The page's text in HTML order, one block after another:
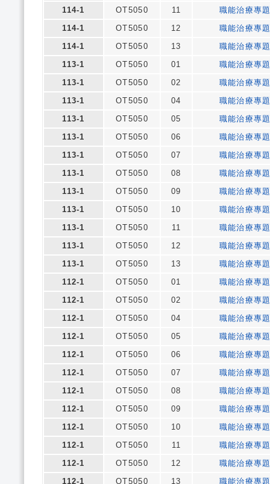
114-1
OT5050 11
職能治療專
114-1
OT5050 12
職能治療專
114-1
OT5050 13
職能治療專
113-1
OT5050 01
職能治療專
113-1
OT5050 02
職能治療專
113-1
OT5050 04
職能治療專
113-1
OT5050 05
職能治療專
113-1
OT5050 06
職能治療專
113-1
OT5050 07
職能治療專
113-1
OT5050 08
職能治療專
113-1
OT5050 09
職能治療專
113-1
OT5050 10
職能治療專
113-1
OT5050 11
職能治療專
113-1
OT5050 12
職能治療專
113-1
OT5050 13
職能治療專
112-1
OT5050 01
職能治療專
112-1
OT5050 02
職能治療專
112-1
OT5050 04
職能治療專
112-1
OT5050 05
職能治療專
112-1
OT5050 06
職能治療專
112-1
OT5050 07
職能治療專
112-1
OT5050 08
職能治療專
112-1
OT5050 09
職能治療專
112-1
OT5050 10
職能治療專
112-1
OT5050 11
職能治療專
112-1
OT5050 12
職能治療專
112-1
OT5050 13 職能治療專